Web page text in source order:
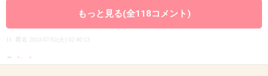
11. 匿名 2013/07/02(火) 02:40:13
9さん
もっと見る(全118コメント)